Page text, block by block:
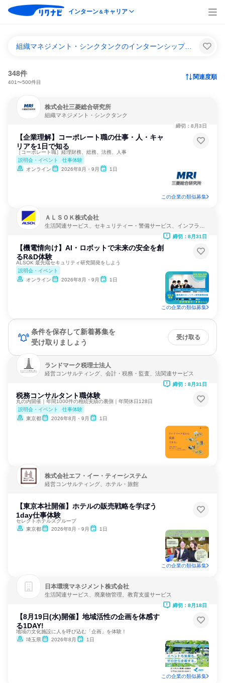
インターン＆キャリア
組織マネジメント・シンクタンクのインターンシップ＆キャリア一覧
348件
401〜500件目
関連度順
株式会社三菱総合研究所
組織マネジメント・シンクタンク
【企業理解】コーポレート職の仕事・人・キャ
リアを1日で知る
［コーポレート職］経理財務、総務、法務、人事
説明会・イベント
仕事体験
オンライン
2026年8月・9月 1日
締切：8月3日
この企業の類似募集
ＡＬＳＯＫ株式会社
生活関連サービス、セキュリティー・警備サービス、インフラ・
【機電情向け】AI・ロボットで未来の安全を創
るR&D体験
ALSOK 最先端セキュリティ研究開発をしよう
説明会・イベント
オンライン
2026年8月・9月 1日
締切：8月31日
この企業の類似募集
条件を保存して新着募集を
受け取りましょう
受け取る
ランドマーク税理士法人
経営コンサルティング、会計・税務・監査、法関連サービス
税務コンサルタント職体験
丸の内開催｜年間1000件の相続実績の裏側｜年間休日128日
説明会・イベント
仕事体験
東京都
2026年8月・9月 1日
締切：8月31日
株式会社エフ・イー・ティーシステム
経営コンサルティング、ホテル・旅館
【東京本社開催】ホテルの販売戦略を学ぼう
1day仕事体験
セレクトホテルズグループ
東京都
2026年8月・9月 1日
この企業の類似募集
日本環境マネジメント株式会社
生活関連サービス、廃棄物管理、教育支援サービス
【8月19日(水)開催】地域活性の企画を体感す
る1DAY!
地域の文化施設に人を呼び込む「企画」を体験！
埼玉県
2026年8月 1日
締切：8月18日
この企業の類似募集